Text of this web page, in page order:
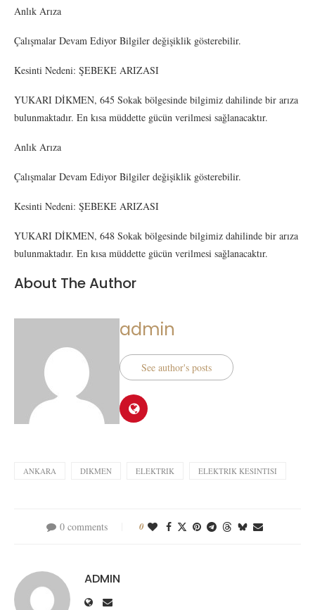
Anlık Arıza
Çalışmalar Devam Ediyor Bilgiler değişiklik gösterebilir.
Kesinti Nedeni: ŞEBEKE ARIZASI
YUKARI DİKMEN, 645 Sokak bölgesinde bilgimiz dahilinde bir arıza
bulunmaktadır. En kısa müddette gücün verilmesi sağlanacaktır.
Anlık Arıza
Çalışmalar Devam Ediyor Bilgiler değişiklik gösterebilir.
Kesinti Nedeni: ŞEBEKE ARIZASI
YUKARI DİKMEN, 648 Sokak bölgesinde bilgimiz dahilinde bir arıza
bulunmaktadır. En kısa müddette gücün verilmesi sağlanacaktır.
About The Author
admin
See author's posts
ANKARA DIKMEN ELEKTRIK ELEKTRIK KESINTISI
0 comments 0
ADMIN